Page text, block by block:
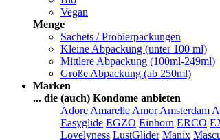
Vegan
Menge
Sachets / Probierpackungen
Kleine Abpackung (unter 100 ml)
Mittlere Abpackung (100ml-249ml)
Große Abpackung (ab 250ml)
Marken
... die (auch) Kondome anbieten
Adore Amarelle Amor Amsterdam
Easyglide EGZO Einhorn ERCO
Lovelyness LustGlider Manix